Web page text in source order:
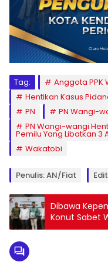
Tag:
Anggota PPK
Hentikan Kasus
PN
PN Wangi-
PN Wangi-wangi
Pemilu Yang Libatkan 3
Wakatobi
Penulis: AN/Fiat
Dibawa
Konut Sabet